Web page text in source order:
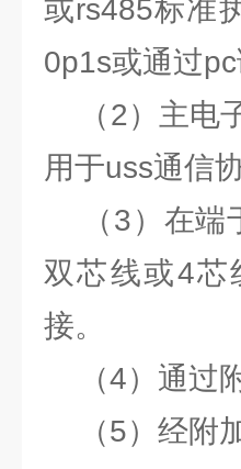
或rs485标准
0p1s或通过pc
（2）主电
用于uss通信
（3）在端
双芯线或4芯
接。
（4）通过
（5）经附